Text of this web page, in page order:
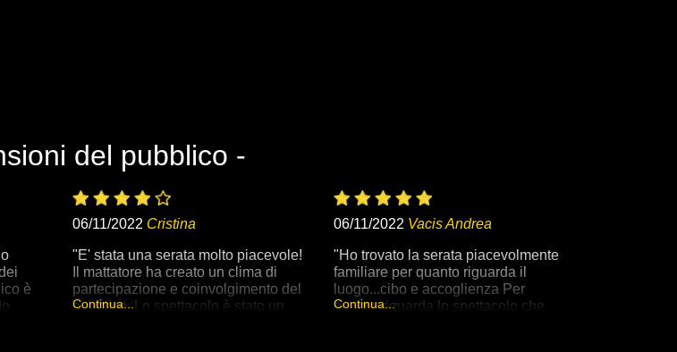
del pubblico -
è
06/11/2022 Cristina
"E' stata una serata molto piacevole!
Il mattatore ha creato un clima di
partecipazione e coinvolgimento del
pubblico..Lo spettacolo è stato un
Continua...
06/11/2022 Vacis Andrea
"Ho trovato la serata piacevolmente
familiare per quanto riguarda il
luogo...cibo e accoglienza Per
quanto riguarda lo spettacolo che
Continua...